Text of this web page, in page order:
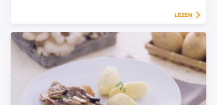
LEZEN